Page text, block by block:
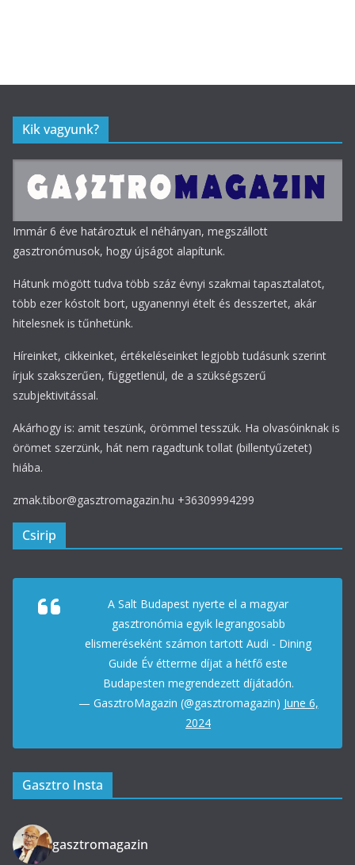
Kik vagyunk?
Immár 6 éve határoztuk el néhányan, megszállott
gasztronómusok, hogy újságot alapítunk.
Hátunk mögött tudva több száz évnyi szakmai tapasztalatot,
több ezer kóstolt bort, ugyanennyi ételt és desszertet, akár
hitelesnek is tűnhetünk.
Híreinket, cikkeinket, értékeléseinket legjobb tudásunk szerint
írjuk szakszerűen, függetlenül, de a szükségszerű
szubjektivitással.
Akárhogy is: amit teszünk, örömmel tesszük. Ha olvasóinknak is
örömet szerzünk, hát nem ragadtunk tollat (billentyűzetet)
hiába.
zmak.tibor@gasztromagazin.hu +36309994299
Csirip
A Salt Budapest nyerte el a magyar
gasztronómia egyik legrangosabb
elismeréseként számon tartott Audi - Dining
Guide Év étterme díjat a hétfő este
Budapesten megrendezett díjátadón.
— GasztroMagazin (@gasztromagazin) June 6,
2024
Gasztro Insta
gasztromagazin